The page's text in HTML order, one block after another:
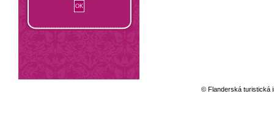
© Flanderská turistická